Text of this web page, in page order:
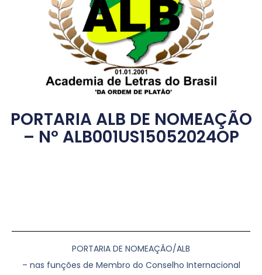
PORTARIA ALB DE NOMEAÇÃO
– Nº ALB001US15052024OP
PORTARIA DE NOMEAÇÃO/ALB
– nas funções de Membro do Conselho Internacional